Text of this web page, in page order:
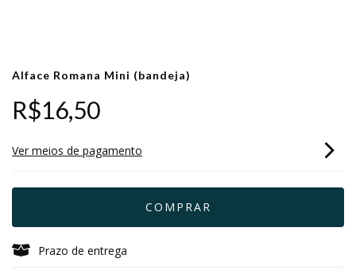
Alface Romana Mini (bandeja)
R$16,50
Ver meios de pagamento
Prazo de entrega